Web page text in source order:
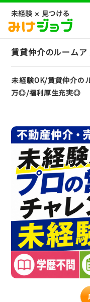
賃貸仲介のルーム
未経験OK/賃貸仲介の
万◎/福利厚生充実◎